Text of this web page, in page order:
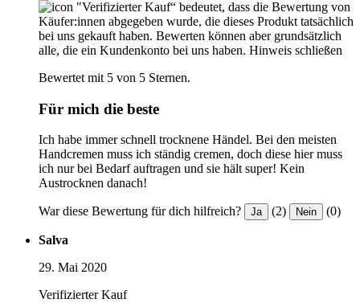
"Verifizierter Kauf“ bedeutet, dass die Bewertung von
Käufer:innen abgegeben wurde, die dieses Produkt tatsächlich
bei uns gekauft haben. Bewerten können aber grundsätzlich
alle, die ein Kundenkonto bei uns haben. Hinweis schließen
Bewertet mit 5 von 5 Sternen.
Für mich die beste
Ich habe immer schnell trocknene Händel. Bei den meisten
Handcremen muss ich ständig cremen, doch diese hier muss
ich nur bei Bedarf auftragen und sie hält super! Kein
Austrocknen danach!
War diese Bewertung für dich hilfreich? Ja (2) Nein (0)
Salva
29. Mai 2020
Verifizierter Kauf